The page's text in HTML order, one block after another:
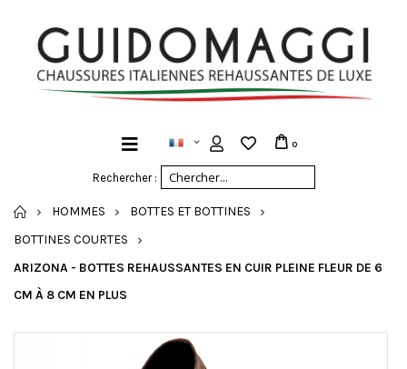
Rechercher :
0
ACCUEIL
HOMMES
BOTTES ET BOTTINES
BOTTINES COURTES
ARIZONA - BOTTES REHAUSSANTES EN CUIR PLEINE FLEUR DE 6
CM À 8 CM EN PLUS